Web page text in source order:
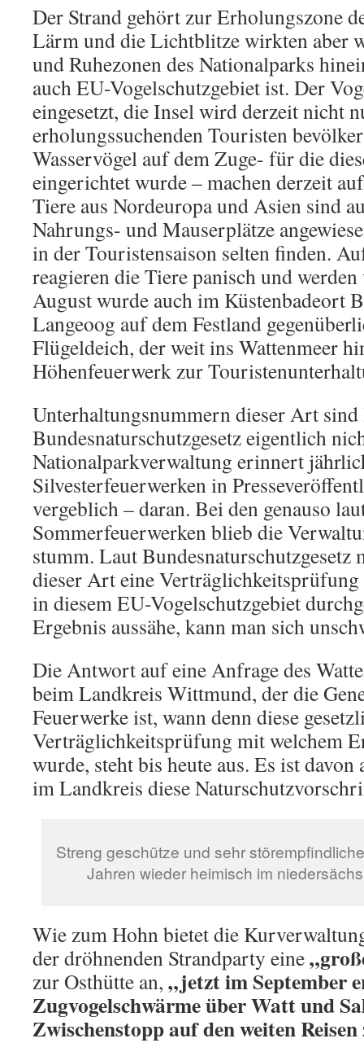
Der Strand gehört zur Erholungszone
Lärm und die Lichtblitze wirkten aber
und Ruhezonen des Nationalparks
auch EU-Vogelschutzgebiet ist. Der
eingesetzt, die Insel wird derzeit nicht
erholungssuchenden Touristen
Wasservögel auf dem Zuge- für die
eingerichtet wurde – machen derzeit
Tiere aus Nordeuropa und Asien sind
Nahrungs- und Mauserplätze
in der Touristensaison selten finden.
reagieren die Tiere panisch und
August wurde auch im Küstenbadeort
Langeoog auf dem Festland
Flügeldeich, der weit ins Wattenmeer
Höhenfeuerwerk zur
Unterhaltungsnummern dieser Art
Bundesnaturschutzgesetz eigentlich
Nationalparkverwaltung erinnert
Silvesterfeuerwerken in
vergeblich – daran. Bei den genauso
Sommerfeuerwerken blieb die
stumm. Laut Bundesnaturschutzgesetz
dieser Art eine
in diesem EU-Vogelschutzgebiet
Ergebnis aussähe, kann man sich
Die Antwort auf eine Anfrage des
beim Landkreis Wittmund, der die
Feuerwerke ist, wann denn diese
Verträglichkeitsprüfung mit welchem
wurde, steht bis heute aus. Es ist davon
im Landkreis diese
Streng geschütze und sehr
Jahren wieder heimisch im
Wie zum Hohn bietet die
der dröhnenden Strandparty eine
zur Osthütte an, „jetzt im September
Zugvogelschwärme über Watt und
Zwischenstopp auf den weiten